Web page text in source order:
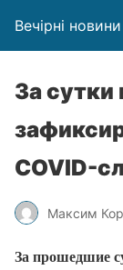
Вечірні новини
За сутки
COVID-
Максим
За прошедшие